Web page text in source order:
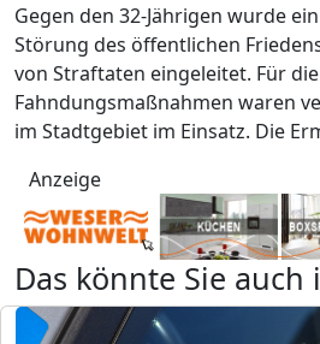
Gegen den 32-Jährigen wurde
Störung des öffentlichen
von Straftaten eingeleitet. Für
Fahndungsmaßnahmen waren
im Stadtgebiet im Einsatz. Die
Anzeige
Das könnte Sie auch